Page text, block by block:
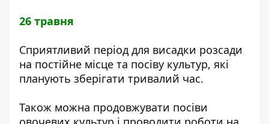
26 травня
Сприятливий період для висадки розсади
на постійне місце та посіву культур, які
планують зберігати тривалий час.
Також можна продовжувати посіви